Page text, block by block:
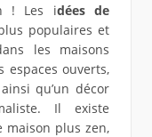
! Les idées de
populaires et
les maisons
espaces ouverts,
qu’un décor
Il existe
maison plus zen,